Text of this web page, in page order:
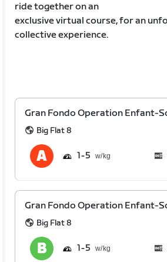
ride together on an
exclusive virtual course, for an
collective experience.
Gran Fondo Operation Enfant-
Big Flat 8
1 5
Gran Fondo Operation Enfant-
Big Flat 8
1 5